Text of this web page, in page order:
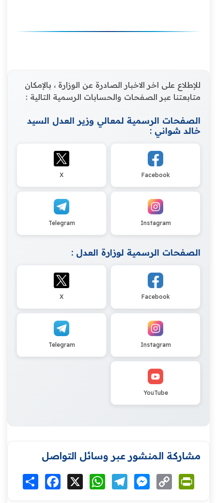
للإطلاع على اخر الاخبار الصادرة عن الوزارة ، بالإمكان
متابعتنا عبر الصفحات والحسابات الرسمية التالية :
الصفحات الرسمية لمعالي وزير العدل السيد
خالد شواني :
Facebook
X
Instagram
Telegram
الصفحات الرسمية لوزارة العدل :
Facebook
X
Instagram
Telegram
YouTube
مشاركة المنشور عبر وسائل التواصل
انشر Facebook WhatsAppTelegramMessenger
Copy
Link